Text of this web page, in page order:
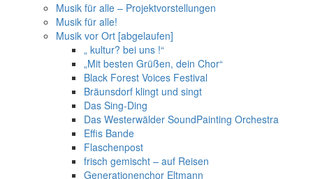
Musik für alle – Projektvorstellungen
Musik für alle!
Musik vor Ort [abgelaufen]
„ kultur? bei uns !“
„Mit besten Grüßen, dein Chor“
Black Forest Voices Festival
Bräunsdorf klingt und singt
Das Sing-Ding
Das Westerwälder SoundPainting Orchestra
Effis Bande
Flaschenpost
frisch gemischt – auf Reisen
Generationenchor Eltmann